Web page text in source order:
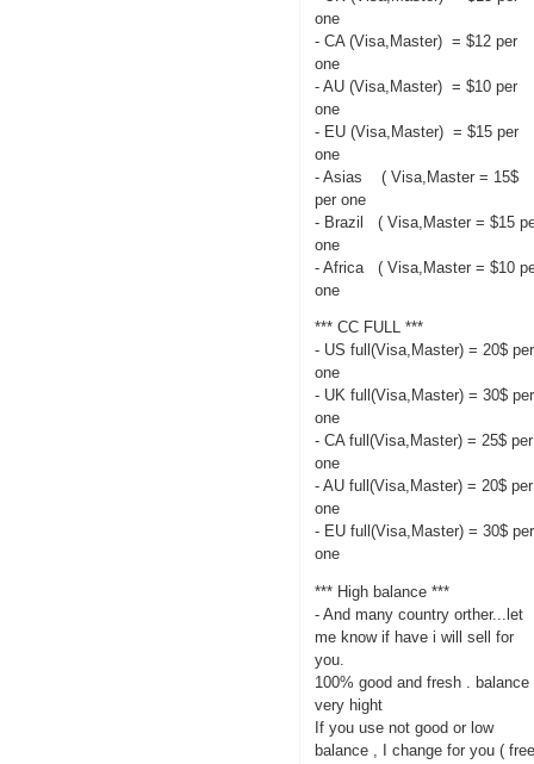
one
- CA (Visa,Master) = $12 per
one
- AU (Visa,Master) = $10 per
one
- EU (Visa,Master) = $15 per
one
- Asias ( Visa,Master = 15$
per one
- Brazil ( Visa,Master = $15
one
- Africa ( Visa,Master = $10
one
*** CC FULL ***
- US full(Visa,Master) = 20$ per
one
- UK full(Visa,Master) = 30$ per
one
- CA full(Visa,Master) = 25$ per
one
- AU full(Visa,Master) = 20$ per
one
- EU full(Visa,Master) = 30$ per
one
*** High balance ***
- And many country orther...let
me know if have i will sell for
you.
100% good and fresh . balance
very hight
If you use not good or low
balance , I change for you (